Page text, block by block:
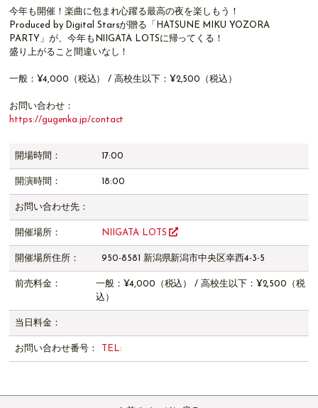
今年も開催！楽曲に包まれ心躍る最高の夜を楽しもう！
Produced by Digital Starsが贈る「HATSUNE MIKU YOZORA
PARTY」が、今年もNIIGATA LOTSに帰ってくる！
盛り上がること間違いなし！
一般：¥4,000（税込） / 高校生以下：¥2,500（税込）
お問い合わせ：
https://gugenka.jp/contact
開場時間： 17:00
開演時間： 18:00
お問い合わせ先：
開催場所： NIIGATA LOTS
開催場所住所： 950-8581 新潟県新潟市中央区幸西4-3-5
前売料金：
一般：¥4,000（税込） / 高校生以下：¥2,500（税
込）
当日料金：
お問い合わせ番号： TEL: